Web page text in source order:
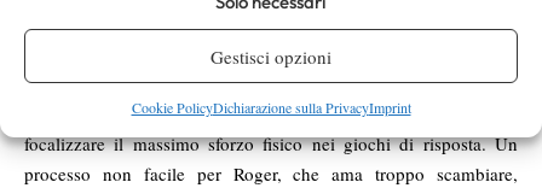
Gestisci opzioni
Cookie PolicyDichiarazione sulla PrivacyImprint
processo di “Sampras-sizzazione” (se mi passate il termine),
ossia sbilanciare pesantemente il suo gioco sulla efficacia della
battuta, in modo da risparmiare energie, ottenere molti punti a
costi bassi dal punto di vista energetico (e mentale) e quindi
focalizzare il massimo sforzo fisico nei giochi di risposta. Un
processo non facile per Roger, che ama troppo scambiare,